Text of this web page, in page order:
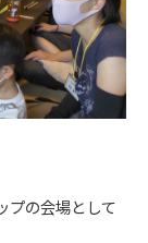
プの会場として